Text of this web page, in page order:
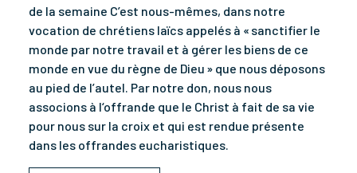
de la semaine C’est nous-mêmes, dans notre
vocation de chrétiens laïcs appelés à « sanctifier le
monde par notre travail et à gérer les biens de ce
monde en vue du règne de Dieu » que nous déposons
au pied de l’autel. Par notre don, nous nous
associons à l‘offrande que le Christ à fait de sa vie
pour nous sur la croix et qui est rendue présente
dans les offrandes eucharistiques.